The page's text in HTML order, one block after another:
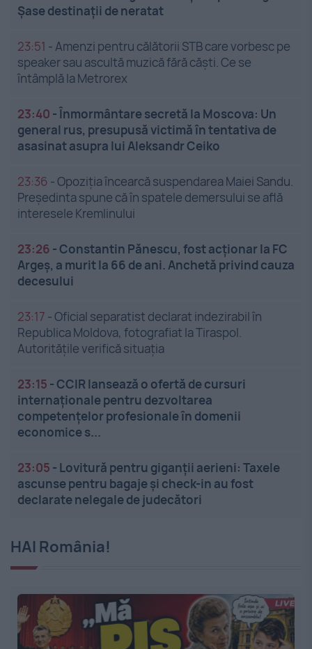
Șase destinații de neratat
23:51 -Amenzi pentru călătorii STB care vorbesc pe
speaker sau ascultă muzică fără căști. Ce se
întâmplă la Metrorex
23:40 -Înmormântare secretă la Moscova: Un
general rus, presupusă victimă în tentativa de
asasinat asupra lui Aleksandr Ceiko
23:36 -Opoziția încearcă suspendarea Maiei Sandu.
Președinta spune că în spatele demersului se află
interesele Kremlinului
23:26 -Constantin Pănescu, fost acționar la FC
Argeș, a murit la 66 de ani. Anchetă privind cauza
decesului
23:17 -Oficial separatist declarat indezirabil în
Republica Moldova, fotografiat la Tiraspol.
Autoritățile verifică situația
23:15 -CCIR lansează o ofertă de cursuri
internaționale pentru dezvoltarea
competențelor profesionale în domenii
economice s...
23:05 - Lovitură pentru giganții aerieni: Taxele
ascunse pentru bagaje și check-in au fost
declarate nelegale de judecători
HAI România!